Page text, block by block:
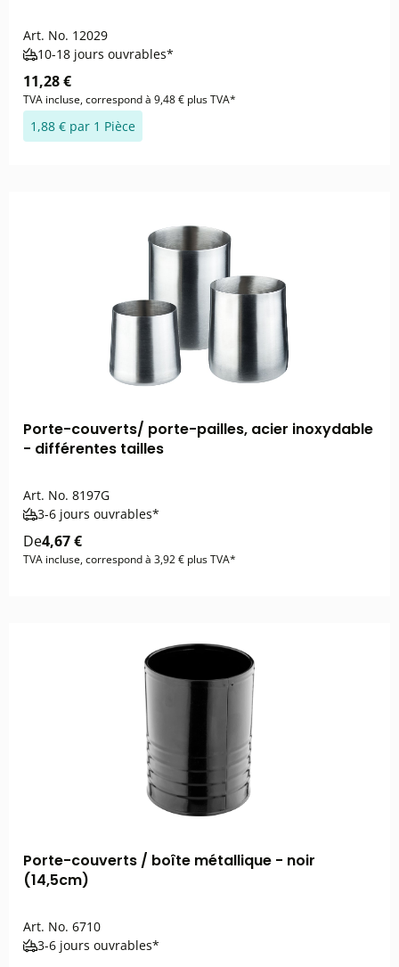
Art. No. 12029
10-18 jours ouvrables*
11,28 €
TVA incluse, correspond à 9,48 € plus TVA*
1,88 € par 1 Pièce
Porte-couverts/ porte-pailles, acier inoxydable
- différentes tailles
Art. No. 8197G
3-6 jours ouvrables*
De4,67 €
TVA incluse, correspond à 3,92 € plus TVA*
Porte-couverts / boîte métallique - noir
(14,5cm)
Art. No. 6710
3-6 jours ouvrables*